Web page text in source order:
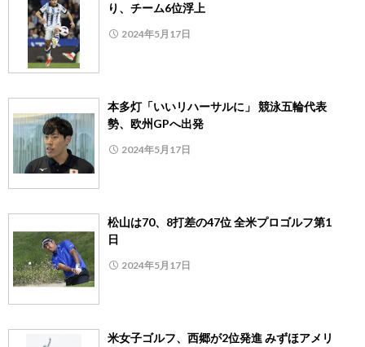
り、チーム6位浮上
2024年5月17日
本多灯「いいリハーサルに」 競泳五輪代表
勢、欧州GPへ出発
2024年5月17日
松山は70、8打差の47位 全米プロゴルフ第1
日
2024年5月17日
米女子ゴルフ、西郷が2位発進 みずほアメリ